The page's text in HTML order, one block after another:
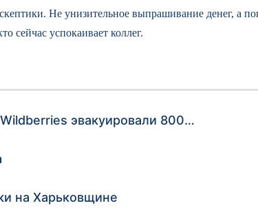
Не унизительное выпрашивание денег, а
сейчас успокаивает коллег.
эвакуировали 800…
на Харьковщине